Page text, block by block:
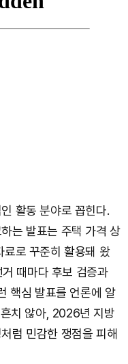
활동 분야로 꼽힌다.
는 발표는 주택 가격 상
로 꾸준히 활용돼 왔
때마다 후보 검증과
핵심 발표를 언론에 알
치 않아, 2026년 지방
럼 민감한 쟁점을 피해